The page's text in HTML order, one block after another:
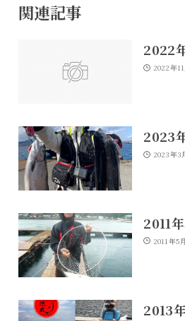
関連記事
2022
2022年
2023
2023年3
2011
2011年5
2013